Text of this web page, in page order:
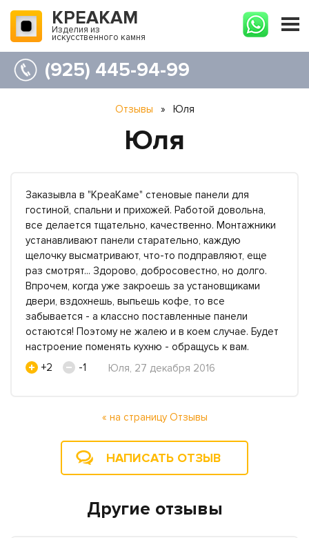
КРЕАКАМ
Изделия из
искусственного камня
(925) 445-94-99
Отзывы » Юля
Юля
Заказывла в "КреаКаме" стеновые панели для
гостиной, спальни и прихожей. Работой довольна,
все делается тщательно, качественно. Монтажники
устанавливают панели старательно, каждую
щелочку высматривают, что-то подправляют, еще
раз смотрят... Здорово, добросовестно, но долго.
Впрочем, когда уже закроешь за установщиками
двери, вздохнешь, выпьешь кофе, то все
забывается - а классно поставленные панели
остаются! Поэтому не жалею и в коем случае. Будет
настроение поменять кухню - обращусь к вам.
+2
-1 Юля, 27 декабря 2016
« на страницу Отзывы
НАПИСАТЬ ОТЗЫВ
Другие отзывы